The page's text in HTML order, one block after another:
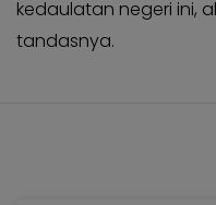
kedaulatan negeri ini,
tandasnya.